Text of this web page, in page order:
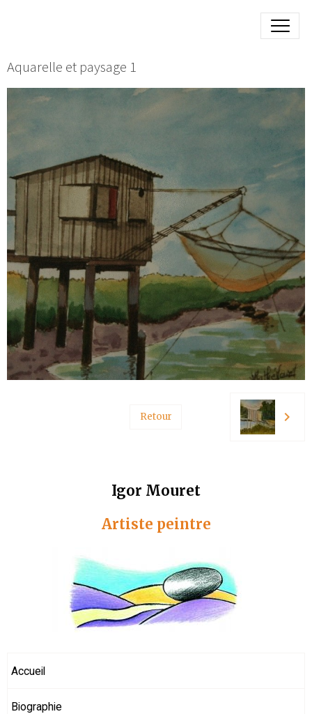
Aquarelle et paysage 1
Retour
Igor Mouret
Artiste peintre
Accueil
Biographie